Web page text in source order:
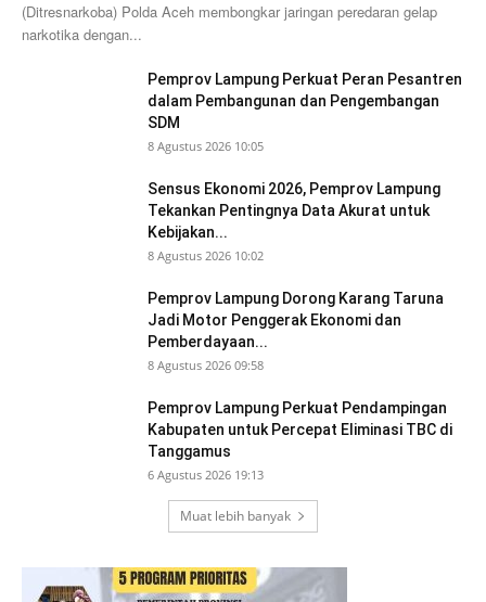
(Ditresnarkoba) Polda Aceh membongkar jaringan peredaran gelap
narkotika dengan...
Pemprov Lampung Perkuat Peran Pesantren
dalam Pembangunan dan Pengembangan
SDM
8 Agustus 2026 10:05
Sensus Ekonomi 2026, Pemprov Lampung
Tekankan Pentingnya Data Akurat untuk
Kebijakan...
8 Agustus 2026 10:02
Pemprov Lampung Dorong Karang Taruna
Jadi Motor Penggerak Ekonomi dan
Pemberdayaan...
8 Agustus 2026 09:58
Pemprov Lampung Perkuat Pendampingan
Kabupaten untuk Percepat Eliminasi TBC di
Tanggamus
6 Agustus 2026 19:13
Muat lebih banyak